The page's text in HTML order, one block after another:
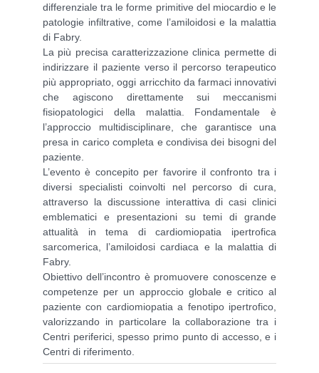
differenziale tra le forme primitive del miocardio e le
patologie infiltrative, come l’amiloidosi e la malattia
di Fabry.
La più precisa caratterizzazione clinica permette di
indirizzare il paziente verso il percorso terapeutico
più appropriato, oggi arricchito da farmaci innovativi
che agiscono direttamente sui meccanismi
fisiopatologici della malattia. Fondamentale è
l’approccio multidisciplinare, che garantisce una
presa in carico completa e condivisa dei bisogni del
paziente.
L’evento è concepito per favorire il confronto tra i
diversi specialisti coinvolti nel percorso di cura,
attraverso la discussione interattiva di casi clinici
emblematici e presentazioni su temi di grande
attualità in tema di cardiomiopatia ipertrofica
sarcomerica, l’amiloidosi cardiaca e la malattia di
Fabry.
Obiettivo dell’incontro è promuovere conoscenze e
competenze per un approccio globale e critico al
paziente con cardiomiopatia a fenotipo ipertrofico,
valorizzando in particolare la collaborazione tra i
Centri periferici, spesso primo punto di accesso, e i
Centri di riferimento.